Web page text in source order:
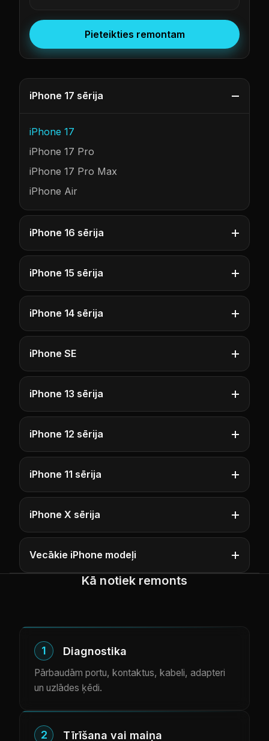
Pieteikties remontam
iPhone 17 sērija
iPhone 17
iPhone 17 Pro
iPhone 17 Pro Max
iPhone Air
iPhone 16 sērija
iPhone 15 sērija
iPhone 14 sērija
iPhone SE
iPhone 13 sērija
iPhone 12 sērija
iPhone 11 sērija
iPhone X sērija
Vecākie iPhone modeļi
Kā notiek remonts
1 Diagnostika
Pārbaudām portu, kontaktus, kabeli, adapteri
un uzlādes ķēdi.
2 Tīrīšana vai maiņa